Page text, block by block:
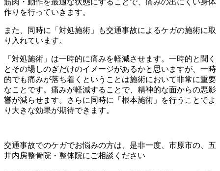
筋肉・動作を最適な状態にすることで、痛みの出にくい身体
作りを行っていきます。
また、同時に「対処施術」も交通事故によるケガの施術に取
り入れています。
「対処施術」は一時的に痛みを軽減させます。一時的と聞く
とその場しのぎだけのイメージがあるかと思いますが、一時
的でも痛みが落ち着くということは施術において非常に重要
なことです。痛みが軽減することで、精神的な面からの悪影
響が減らせます。さらに同時に「根本施術」を行うことでよ
り大きな効果が期待できます。
交通事故でのケガでお悩みの方は、是非一度、市原市の、五
井内房整骨院・整体院にご相談ください